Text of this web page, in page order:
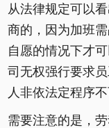
从法律规定可以
商的，因为加班
自愿的情况下才
司无权强行要求
人非依法定程序不
需要注意的是，